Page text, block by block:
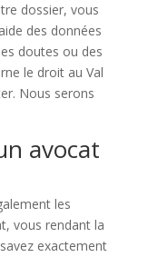
dossier, vous
des données
doutes ou des
le droit au Val
Nous serons
avocat
les
vous rendant la
exactement